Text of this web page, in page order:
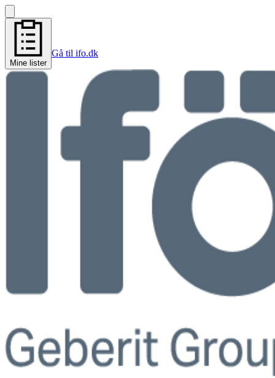
Mine lister
Gå til ifo.dk